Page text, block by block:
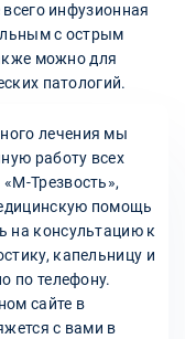
инфузионная
с острым
можно для
патологий.
лечения мы
работу всех
Трезвость»,
помощь
на консультацию к
капельницу и
по телефону.
сайте в
с вами в